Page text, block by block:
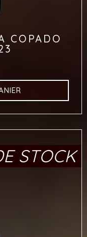
COPADO
STOCK